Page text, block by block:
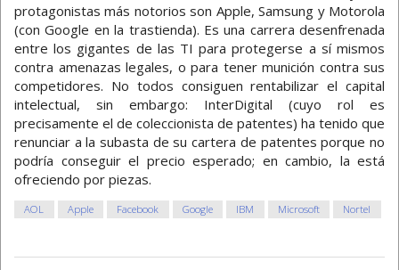
protagonistas más notorios son Apple, Samsung y Motorola
(con Google en la trastienda). Es una carrera desenfrenada
entre los gigantes de las TI para protegerse a sí mismos
contra amenazas legales, o para tener munición contra sus
competidores. No todos consiguen rentabilizar el capital
intelectual, sin embargo: InterDigital (cuyo rol es
precisamente el de coleccionista de patentes) ha tenido que
renunciar a la subasta de su cartera de patentes porque no
podría conseguir el precio esperado; en cambio, la está
ofreciendo por piezas.
AOL Apple Facebook Google IBM Microsoft Nortel